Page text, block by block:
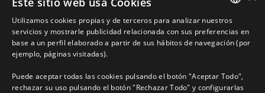
ENGLISH
FRENCH
Utilizamos cookies propias y de terceros para analizar nuestros
servicios y mostrarle publicidad relacionada con sus preferencias en
base a un perfil elaborado a partir de sus hábitos de navegación (por
ejemplo, páginas visitadas).
Puede aceptar todas las cookies pulsando el botón "Aceptar Todo",
rechazar su uso pulsando el botón "Rechazar Todo" y configurarlas